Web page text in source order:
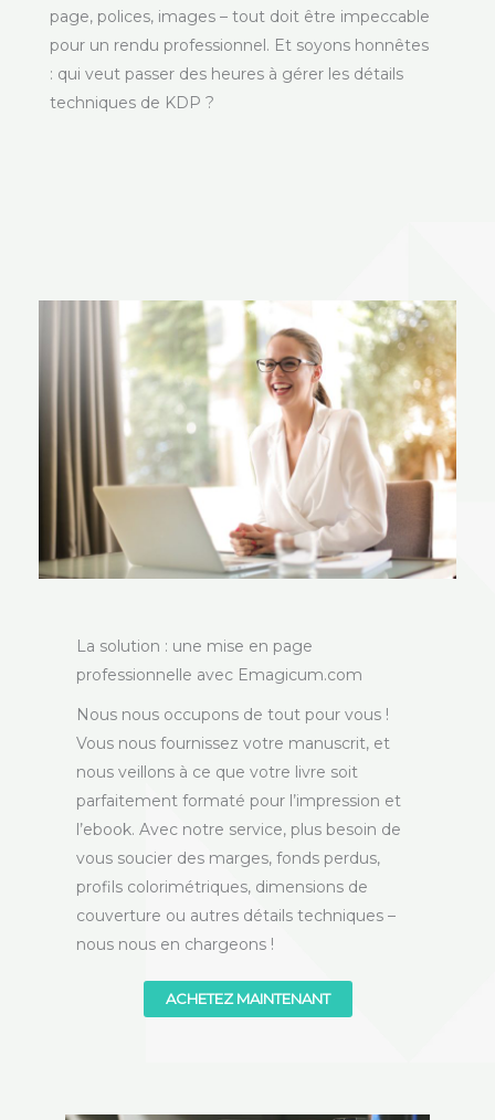
page, polices, images – tout doit être impeccable
pour un rendu professionnel. Et soyons honnêtes
: qui veut passer des heures à gérer les détails
techniques de KDP ?
La solution : une mise en page
professionnelle avec Emagicum.com
Nous nous occupons de tout pour vous !
Vous nous fournissez votre manuscrit, et
nous veillons à ce que votre livre soit
parfaitement formaté pour l’impression et
l’ebook. Avec notre service, plus besoin de
vous soucier des marges, fonds perdus,
profils colorimétriques, dimensions de
couverture ou autres détails techniques –
nous nous en chargeons !
ACHETEZ MAINTENANT